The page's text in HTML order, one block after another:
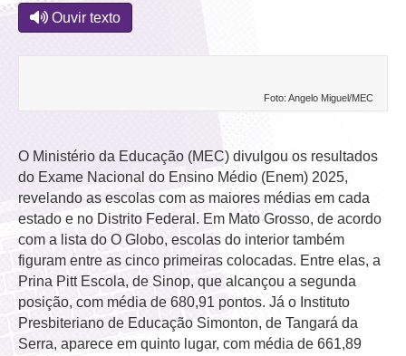
Ouvir texto
Foto: Angelo Miguel/MEC
O Ministério da Educação (MEC) divulgou os resultados
do Exame Nacional do Ensino Médio (Enem) 2025,
revelando as escolas com as maiores médias em cada
estado e no Distrito Federal. Em Mato Grosso, de acordo
com a lista do O Globo, escolas do interior também
figuram entre as cinco primeiras colocadas. Entre elas, a
Prina Pitt Escola, de Sinop, que alcançou a segunda
posição, com média de 680,91 pontos. Já o Instituto
Presbiteriano de Educação Simonton, de Tangará da
Serra, aparece em quinto lugar, com média de 661,89